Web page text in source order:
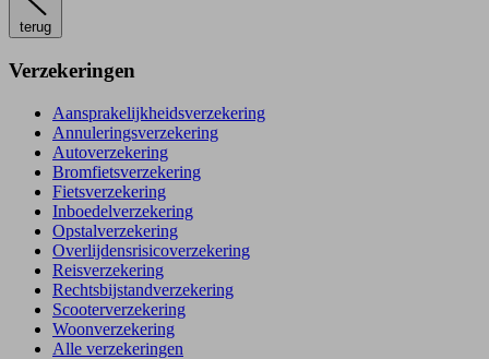
terug
Verzekeringen
Aansprakelijkheidsverzekering
Annuleringsverzekering
Autoverzekering
Bromfietsverzekering
Fietsverzekering
Inboedelverzekering
Opstalverzekering
Overlijdensrisicoverzekering
Reisverzekering
Rechtsbijstandverzekering
Scooterverzekering
Woonverzekering
Alle verzekeringen